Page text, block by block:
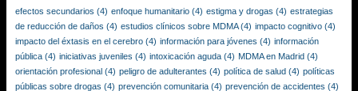
efectos secundarios (4) enfoque humanitario (4) estigma y drogas (4) estrategias
de reducción de daños (4) estudios clínicos sobre MDMA(4) impacto cognitivo (4)
impacto del éxtasis en el cerebro (4) información para jóvenes (4) información
pública (4) iniciativas juveniles (4) intoxicación aguda (4) MDMA en Madrid (4)
orientación profesional (4) peligro de adulterantes (4) política de salud (4) políticas
públicas sobre drogas (4) prevención comunitaria (4) prevención de accidentes (4)